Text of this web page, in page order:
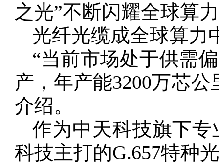
之光”不断闪耀全球算
光纤光缆成全球算力
“当前市场处于供需
产，年产能3200万芯
介绍。
作为中天科技旗下
科技主打的G.657特种